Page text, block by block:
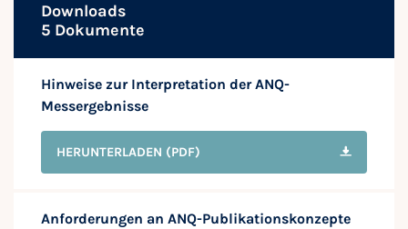
Downloads
5 Dokumente
Hinweise zur Interpretation der ANQ-
Messergebnisse
HERUNTERLADEN (PDF)
Anforderungen an ANQ-Publikationskonzepte